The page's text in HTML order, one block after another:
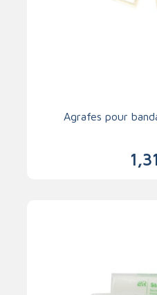
Agrafes pour